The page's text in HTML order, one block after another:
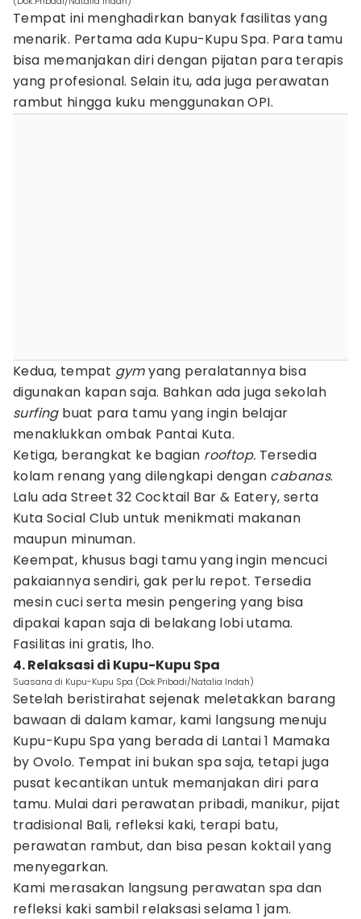
Tempat ini menghadirkan banyak fasilitas yang
menarik. Pertama ada Kupu-Kupu Spa. Para tamu
bisa memanjakan diri dengan pijatan para terapis
yang profesional. Selain itu, ada juga perawatan
rambut hingga kuku menggunakan OPI.
Kedua, tempat gymyang peralatannya bisa
digunakan kapan saja. Bahkan ada juga sekolah
surfingbuat para tamu yang ingin belajar
menaklukkan ombak Pantai Kuta.
Ketiga, berangkat ke bagian rooftop. Tersedia
kolam renang yang dilengkapi dengan cabanas.
Lalu ada Street 32 Cocktail Bar & Eatery, serta
Kuta Social Club untuk menikmati makanan
maupun minuman.
Keempat, khusus bagi tamu yang ingin mencuci
pakaiannya sendiri, gak perlu repot. Tersedia
mesin cuci serta mesin pengering yang bisa
dipakai kapan saja di belakang lobi utama.
Fasilitas ini gratis, lho.
4. Relaksasi di Kupu-Kupu Spa
Suasana di Kupu-Kupu Spa (Dok.Pribadi/Natalia Indah)
Setelah beristirahat sejenak meletakkan barang
bawaan di dalam kamar, kami langsung menuju
Kupu-Kupu Spa yang berada di Lantai 1 Mamaka
by Ovolo. Tempat ini bukan spa saja, tetapi juga
pusat kecantikan untuk memanjakan diri para
tamu. Mulai dari perawatan pribadi, manikur, pijat
tradisional Bali, refleksi kaki, terapi batu,
perawatan rambut, dan bisa pesan koktail yang
menyegarkan.
Kami merasakan langsung perawatan spa dan
refleksi kaki sambil relaksasi selama 1 jam.